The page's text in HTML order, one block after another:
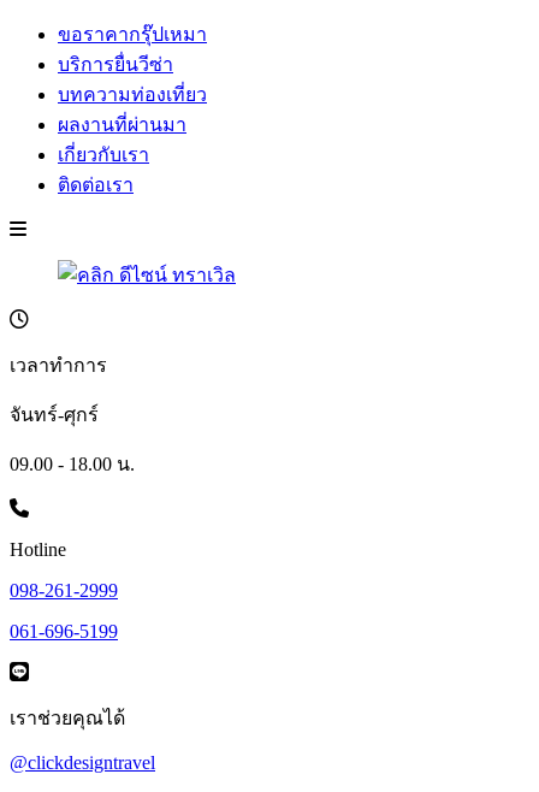
ขอราคากรุ๊ปเหมา
บริการยื่นวีซ่า
บทความท่องเที่ยว
ผลงานที่ผ่านมา
เกี่ยวกับเรา
ติดต่อเรา
เวลาทำการ
จันทร์-ศุกร์
09.00 - 18.00 น.
Hotline
098-261-2999
061-696-5199
เราช่วยคุณได้
@clickdesigntravel